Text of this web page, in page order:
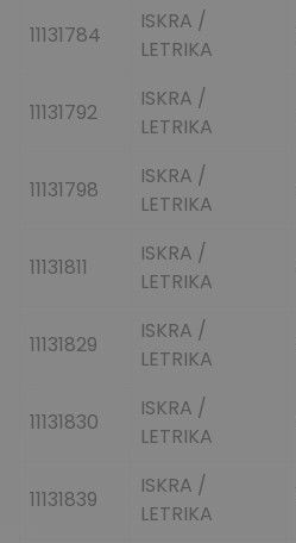
11131784
ISKRA /
LETRIKA
11131792
ISKRA /
LETRIKA
11131798
ISKRA /
LETRIKA
11131811
ISKRA /
LETRIKA
11131829
ISKRA /
LETRIKA
11131830
ISKRA /
LETRIKA
11131839
ISKRA /
LETRIKA